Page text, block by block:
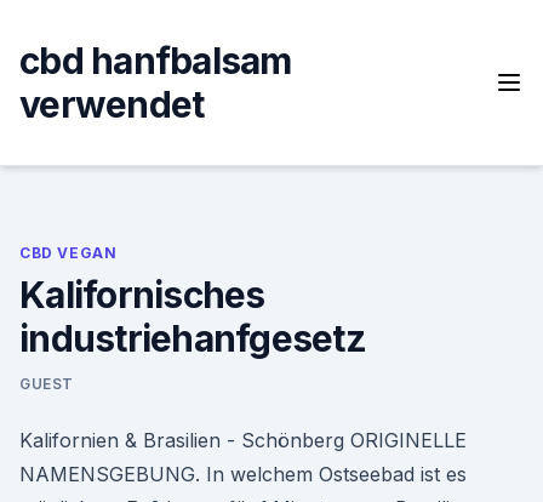
content
cbd hanfbalsam
verwendet
CBD VEGAN
Kalifornisches
industriehanfgesetz
GUEST
Kalifornien & Brasilien - Schönberg ORIGINELLE
NAMENSGEBUNG. In welchem Ostseebad ist es